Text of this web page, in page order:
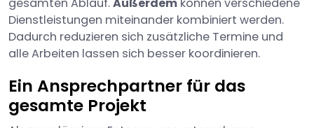
Dienstleistungen miteinander kombiniert werden.
Dadurch reduzieren sich zusätzliche Termine und
alle Arbeiten lassen sich besser koordinieren.
Ein Ansprechpartner für das
gesamte Projekt